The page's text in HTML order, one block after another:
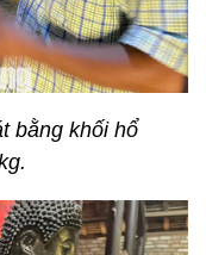
bằng khối hổ